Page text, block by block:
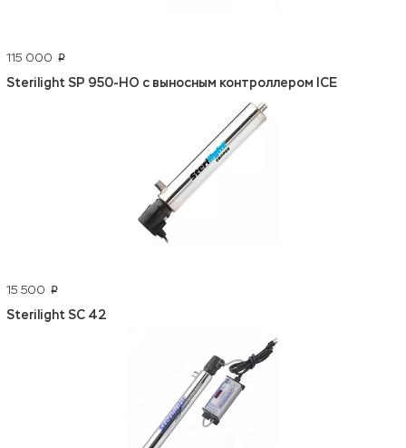
115 000 p
Sterilight SP 950-НО c выносным контроллером ICE
15 500 p
Sterilight SC 42